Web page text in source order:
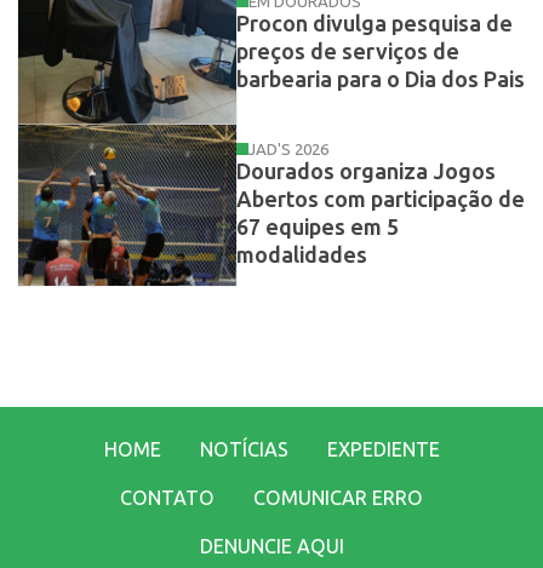
Procon divulga pesquisa de
preços de serviços de
barbearia para o Dia dos Pais
JAD'S 2026
Dourados organiza Jogos
Abertos com participação de
67 equipes em 5
modalidades
HOME NOTÍCIAS EXPEDIENTE
CONTATO COMUNICAR ERRO
DENUNCIE AQUI